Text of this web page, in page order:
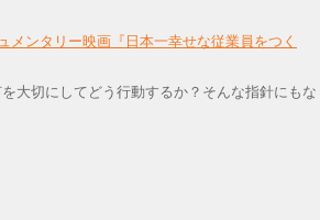
メンタリー映画『日本一幸せな従業員をつく
大切にしてどう行動するか？そんな指針にもな